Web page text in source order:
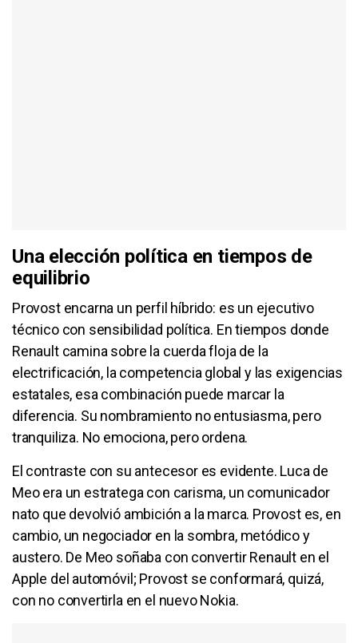
Una elección política en tiempos de
equilibrio
Provost encarna un perfil híbrido: es un ejecutivo
técnico con sensibilidad política. En tiempos donde
Renault camina sobre la cuerda floja de la
electrificación, la competencia global y las exigencias
estatales, esa combinación puede marcar la
diferencia. Su nombramiento no entusiasma, pero
tranquiliza. No emociona, pero ordena.
El contraste con su antecesor es evidente. Luca de
Meo era un estratega con carisma, un comunicador
nato que devolvió ambición a la marca. Provost es, en
cambio, un negociador en la sombra, metódico y
austero. De Meo soñaba con convertir Renault en el
Apple del automóvil; Provost se conformará, quizá,
con no convertirla en el nuevo Nokia.